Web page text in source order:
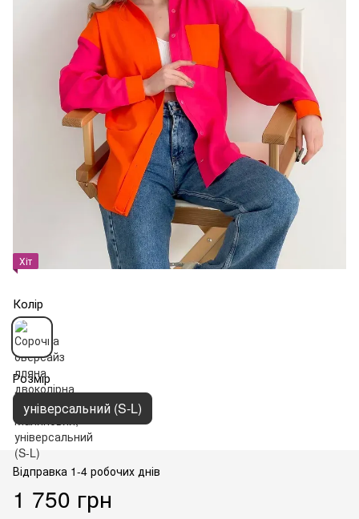
Хіт
Колір
Розмір
універсальний (S-L)
Відправка 1-4 робочих днів
1 750 грн